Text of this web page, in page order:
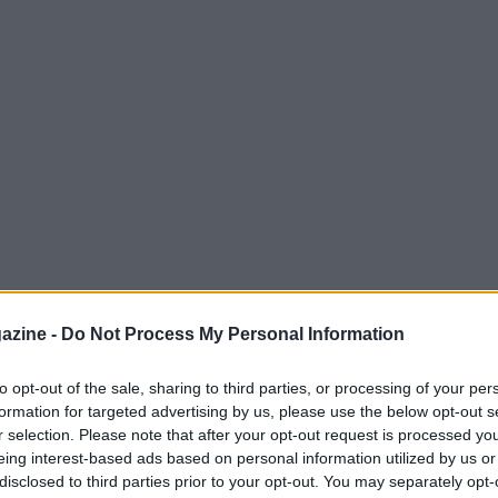
- Do Not Process My Personal Information
opt-out of the sale, sharing to third parties, or processing of your
for targeted advertising by us, please use the below opt-out
selection. Please note that after your opt-out request is processed
interest-based ads based on personal information utilized by us
to third parties prior to your opt-out. You may separately
Aprende il via e l’attenzione si
eBertram Derthona Tortona,
Il primo atto della serie si gioca al
alle ore 20:00, una sfida che mette in